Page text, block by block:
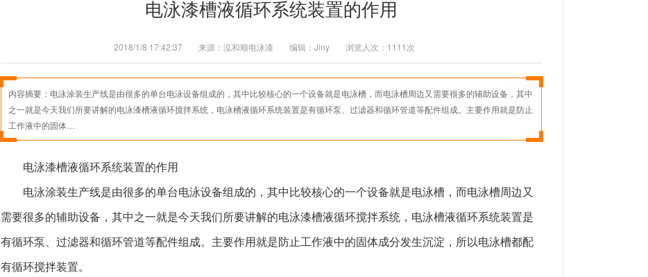
电泳漆槽液循环系统装置的作用
2018/1/8 17:42:37 来源：泓和顺电泳漆 编辑：Jiny 浏览人次： 1111 次
内容摘要： 电泳涂装生产线是由很多的单台电泳设备组成的，其中比较核心的一个设备就是电泳槽，而电泳槽周边又需要很多的辅助设备，其中
之一就是今天我们所要讲解的电泳漆槽液循环搅拌系统，电泳槽液循环系统装置是有循环泵、过滤器和循环管道等配件组成。主要作用就是防止
工作液中的固体…
电泳漆槽液循环系统装置的作用
电泳涂装生产线是由很多的单台电泳设备组成的，其中比较核心的一个设备就是电泳槽，而电泳槽周边又
需要很多的辅助设备，其中之一就是今天我们所要讲解的电泳漆槽液循环搅拌系统，电泳槽液循环系统装置是
有循环泵、过滤器和循环管道等配件组成。主要作用就是防止工作液中的固体成分发生沉淀，所以电泳槽都配
有循环搅拌装置。